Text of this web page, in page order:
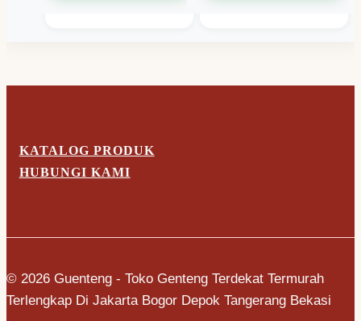
KATALOG PRODUK
HUBUNGI KAMI
© 2026 Guenteng - Toko Genteng Terdekat Termurah
Terlengkap Di Jakarta Bogor Depok Tangerang Bekasi